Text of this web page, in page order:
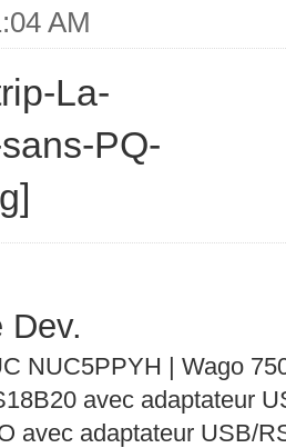
AM
Dev.
NUC5PPYH | Wago
avec adaptateur
avec adaptateur USB/